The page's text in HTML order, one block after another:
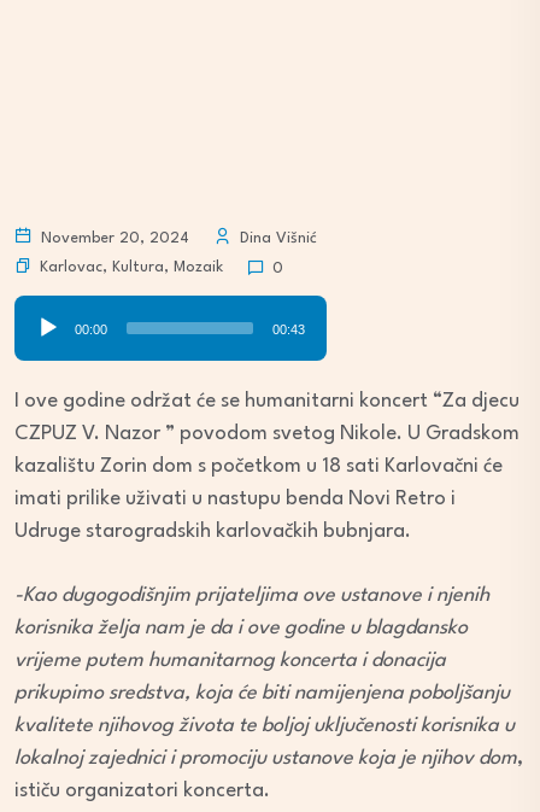
November 20, 2024
Dina Višnić
Karlovac, Kultura, Mozaik 0
Audio
Player
00:00 00:43
I ove godine održat će se humanitarni koncert “Za djecu
CZPUZ V. Nazor ” povodom svetog Nikole. U Gradskom
kazalištu Zorin dom s početkom u 18 sati Karlovačni će
imati prilike uživati u nastupu benda Novi Retro i
Udruge starogradskih karlovačkih bubnjara.
-Kao dugogodišnjim prijateljima ove ustanove i njenih
korisnika želja nam je da i ove godine u blagdansko
vrijeme putem humanitarnog koncerta i donacija
prikupimo sredstva, koja će biti namijenjena poboljšanju
kvalitete njihovog života te boljoj uključenosti korisnika u
lokalnoj zajednici i promociju ustanove koja je njihov dom,
ističu organizatori koncerta.